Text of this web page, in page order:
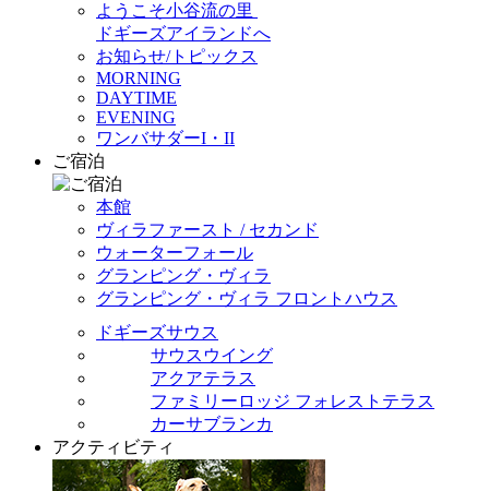
ようこそ小谷流の里
ドギーズアイランドへ
お知らせ/トピックス
MORNING
DAYTIME
EVENING
ワンバサダーI・II
ご宿泊
本館
ヴィラファースト / セカンド
ウォーターフォール
グランピング・ヴィラ
グランピング・ヴィラ フロントハウス
ドギーズサウス
サウスウイング
アクアテラス
ファミリーロッジ フォレストテラス
カーサブランカ
アクティビティ